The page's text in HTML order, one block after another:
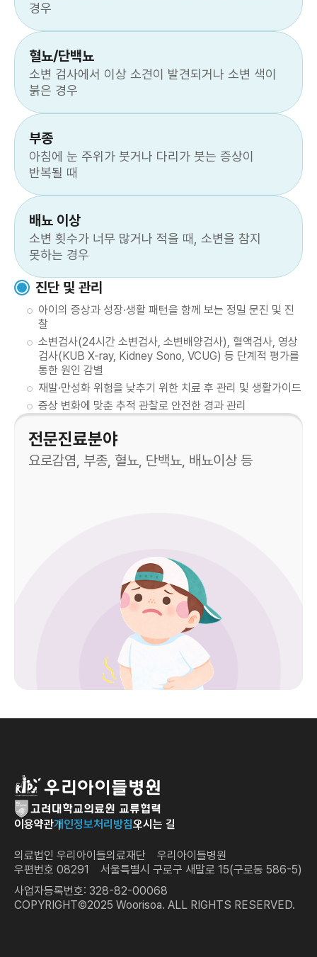
경우
혈뇨/단백뇨
소변 검사에서 이상 소견이 발견되거나 소변 색이
붉은 경우
부종
아침에 눈 주위가 붓거나 다리가 붓는 증상이
반복될 때
배뇨 이상
소변 횟수가 너무 많거나 적을 때, 소변을 참지
못하는 경우
진단 및 관리
아이의 증상과 성장·생활 패턴을 함께 보는 정밀 문진 및 진
찰
소변검사(24시간 소변검사, 소변배양검사), 혈액검사, 영상
검사(KUB X-ray, Kidney Sono, VCUG) 등 단계적 평가를
통한 원인 감별
재발·만성화 위험을 낮추기 위한 치료 후 관리 및 생활가이드
증상 변화에 맞춘 추적 관찰로 안전한 경과 관리
전문진료분야
요로감염, 부종, 혈뇨, 단백뇨, 배뇨이상 등
이용약관개인정보처리방침오시는 길
의료법인 우리아이들의료재단 우리아이들병원
우편번호 08291 서울특별시 구로구 새말로 15(구로동 586-5)
사업자등록번호: 328-82-00068
COPYRIGHT©2025 Woorisoa. ALL RIGHTS RESERVED.